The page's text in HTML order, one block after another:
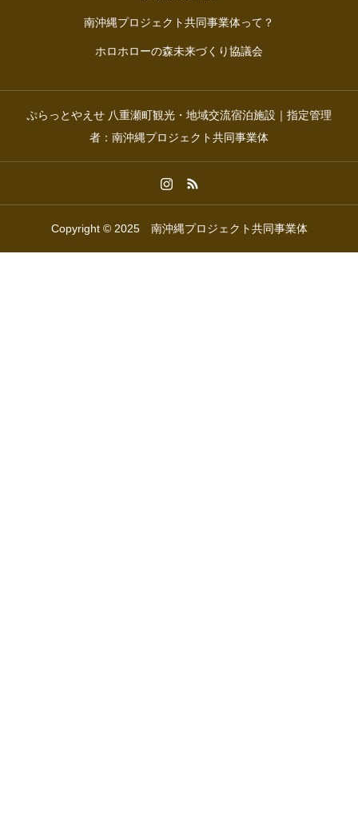
南沖縄プロジェクト共同事業体って？
ホロホローの森未来づくり協議会
ぷらっとやえせ 八重瀬町観光・地域交流宿泊施設｜指定管理
者：南沖縄プロジェクト共同事業体
Copyright © 2025 南沖縄プロジェクト共同事業体